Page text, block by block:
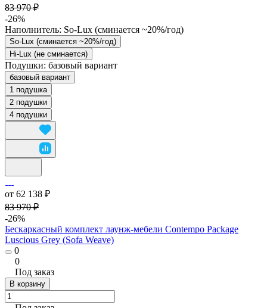
83 970 ₽
-26%
Наполнитель: So-Lux (cминается ~20%/год)
So-Lux (cминается ~20%/год)
Hi-Lux (не сминается)
Подушки: базовый вариант
базовый вариант
1 подушка
2 подушки
4 подушки
от 62 138 ₽
83 970 ₽
-26%
Бескаркасный комплект лаунж-мебели Contempo Package
Luscious Grey (Sofa Weave)
0
0
Под заказ
В корзину